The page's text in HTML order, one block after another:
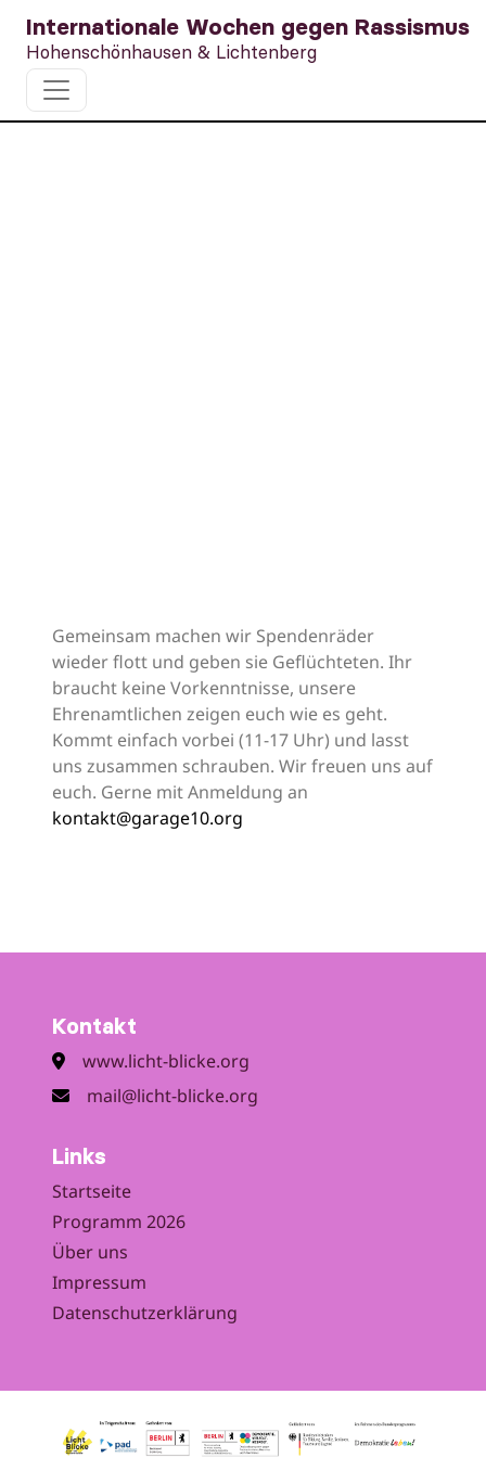
Internationale Wochen gegen Rassismus
Hohenschönhausen & Lichtenberg
Gemeinsam machen wir Spendenräder
wieder flott und geben sie Geflüchteten. Ihr
braucht keine Vorkenntnisse, unsere
Ehrenamtlichen zeigen euch wie es geht.
Kommt einfach vorbei (11-17 Uhr) und lasst
uns zusammen schrauben. Wir freuen uns auf
euch. Gerne mit Anmeldung an
kontakt@garage10.org
Kontakt
www.licht-blicke.org
mail@licht-blicke.org
Links
Startseite
Programm 2026
Über uns
Impressum
Datenschutzerklärung